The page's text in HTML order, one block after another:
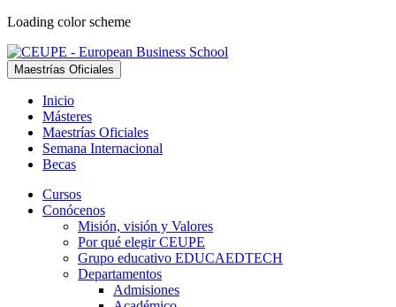
Loading color scheme
Maestrías Oficiales
Inicio
Másteres
Maestrías Oficiales
Semana Internacional
Becas
Cursos
Conócenos
Misión, visión y Valores
Por qué elegir CEUPE
Grupo educativo EDUCAEDTECH
Departamentos
Admisiones